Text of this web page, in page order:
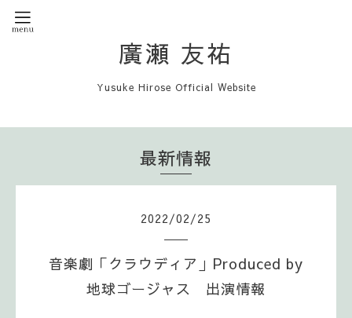
廣瀬 友祐
Yusuke Hirose Official Website
最新情報
2022/02/25
音楽劇「クラウディア」Produced by
地球ゴージャス 出演情報